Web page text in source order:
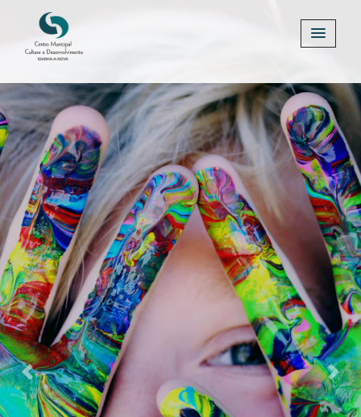
Previous Next